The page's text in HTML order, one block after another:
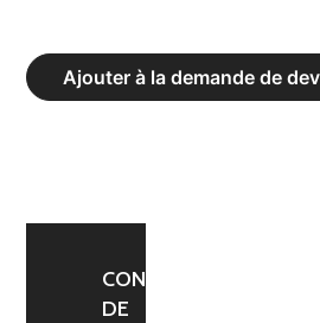
Ajouter à la demande de
TRAINER
À
CONFIRMATION
DE